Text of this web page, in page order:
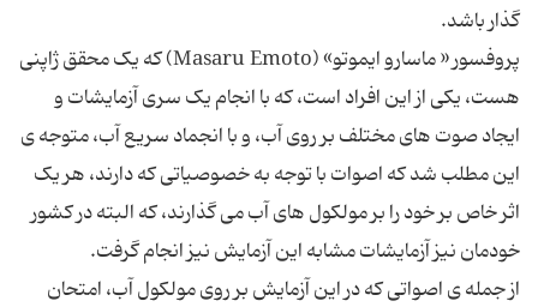
پروفسور « ماسارو ایموتو» (Masaru Emoto) که یک محقق ژاپنی
هست، یکی از این افراد است، که با انجام یک سری آزمایشات و
ایجاد صوت های مختلف بر روی آب، و با انجماد سریع آب، متوجه ی
این مطلب شد که اصوات با توجه به خصوصیاتی که دارند، هر یک
اثر خاص بر خود را بر مولکول های آب می گذارند، که البته در کشور
از جمله ی اصواتی که در این آزمایش بر روی مولکول آب، امتحان